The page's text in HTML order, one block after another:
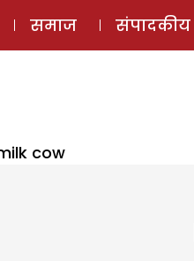
समाज संपादकीय
cow